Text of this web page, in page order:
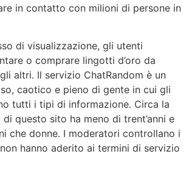
in contatto con milioni di persone in
di visualizzazione, gli utenti
o comprare lingotti d’oro da
altri. Il servizio ChatRandom è un
caotico e pieno di gente in cui gli
tutti i tipi di informazione. Circa la
questo sito ha meno di trent’anni e
che donne. I moderatori controllano i
hanno aderito ai termini di servizio